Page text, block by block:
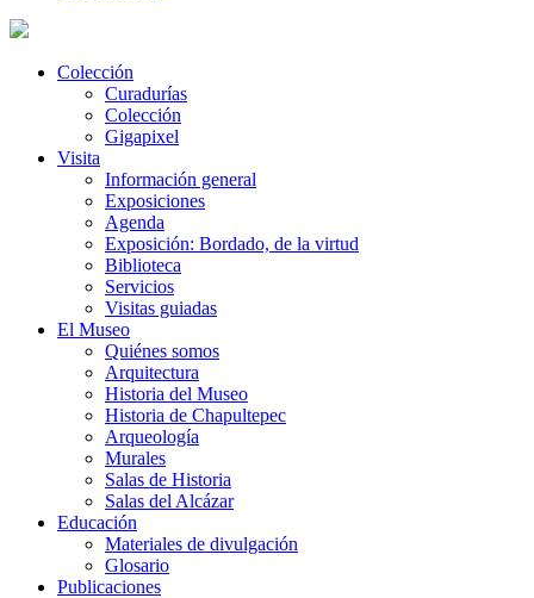
Colección
Curadurías
Colección
Gigapixel
Visita
Información general
Exposiciones
Agenda
Exposición: Bordado, de la virtud
Biblioteca
Servicios
Visitas guiadas
El Museo
Quiénes somos
Arquitectura
Historia del Museo
Historia de Chapultepec
Arqueología
Murales
Salas de Historia
Salas del Alcázar
Educación
Materiales de divulgación
Glosario
Publicaciones